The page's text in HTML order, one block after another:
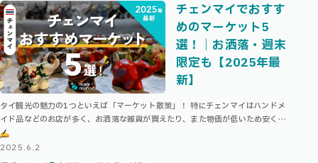
チェンマイでおすす
めのマーケット5
選！｜お洒落・週末
限定も【2025年最
新】
タイ観光の魅力の1つといえば「マーケット散策」！ 特にチェンマイはハンドメ
イド品などのお店が多く、お洒落な雑貨が買えたり、また物価が低いため安くて
美味しいグルメの楽しめるマーケットが沢山存在します…‼︎ 朝からやっている …
2025.6.2